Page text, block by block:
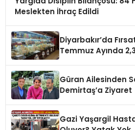
Meslekten İhraç Edildi
Diyarbakır’da
Temmuz Ayında
Güran Ailesinden
Demirtaş’a Ziyaret
Gazi Yaşargil